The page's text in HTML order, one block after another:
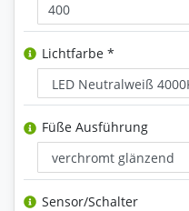
Lichtfarbe *
Füße Ausführung
Sensor/Schalter